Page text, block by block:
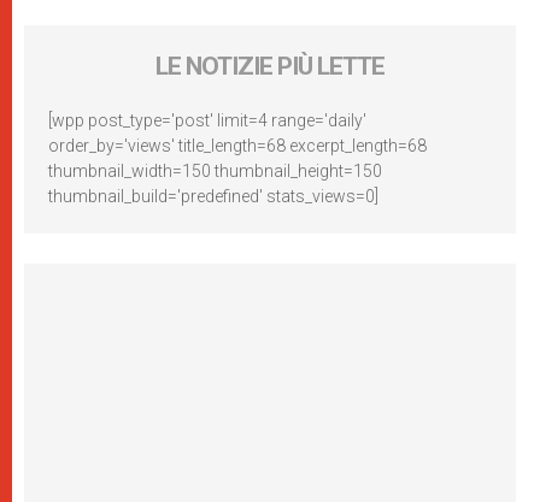
LE NOTIZIE PIÙ LETTE
[wpp post_type='post' limit=4 range='daily'
order_by='views' title_length=68 excerpt_length=68
thumbnail_width=150 thumbnail_height=150
thumbnail_build='predefined' stats_views=0]